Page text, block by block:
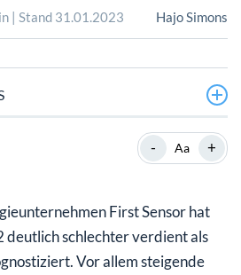
| Stand 31.01.2023 Hajo Simons
vor gut zwei Wochen
werden
- Aa +
First Sensor hat
deutlich schlechter verdient als
Vor allem steigende